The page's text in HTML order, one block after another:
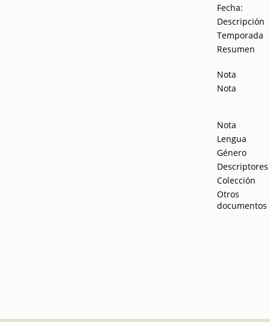
Fecha:
Descripción
Temporada
Resumen
Nota
Nota
Nota
Lengua
Género
Descriptores
Colección
Otros
documentos